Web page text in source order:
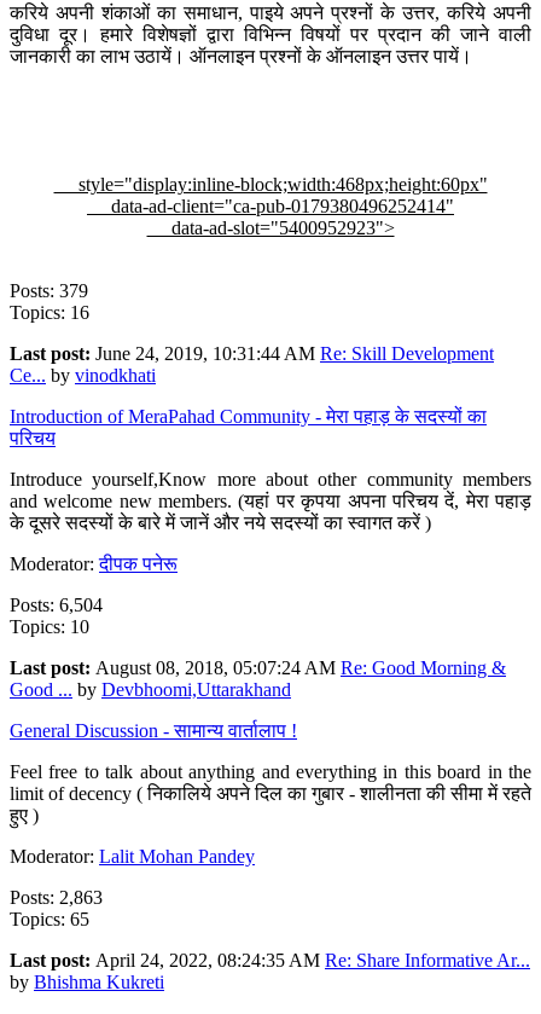
करिये अपनी शंकाओं का समाधान, पाइये अपने प्रश्नों के उत्तर, करिये अपनी
दुविधा दूर। हमारे विशेषज्ञों द्वारा विभिन्न विषयों पर प्रदान की जाने वाली
जानकारी का लाभ उठायें। ऑनलाइन प्रश्नों के ऑनलाइन उत्तर पायें।
style="display:inline-block;width:468px;height:60px"
data-ad-client="ca-pub-0179380496252414"
data-ad-slot="5400952923">
Posts: 379
Topics: 16
Last post: June 24, 2019, 10:31:44 AM Re: Skill Development
Ce... by vinodkhati
Introduction of MeraPahad Community - मेरा पहाड़ के सदस्यों का
परिचय
Introduce yourself,Know more about other community members
and welcome new members. (यहां पर कृपया अपना परिचय दें, मेरा पहाड़
के दूसरे सदस्यों के बारे में जानें और नये सदस्यों का स्वागत करें )
Moderator:दीपक पनेरू
Posts: 6,504
Topics: 10
Last post: August 08, 2018, 05:07:24 AM Re: Good Morning &
Good ... by Devbhoomi,Uttarakhand
General Discussion - सामान्य वार्तालाप !
Feel free to talk about anything and everything in this board in the
limit of decency ( निकालिये अपने दिल का गुबार - शालीनता की सीमा में रहते
हुए )
Moderator: Lalit Mohan Pandey
Posts: 2,863
Topics: 65
Last post: April 24, 2022, 08:24:35 AM Re: Share Informative Ar...
by Bhishma Kukreti